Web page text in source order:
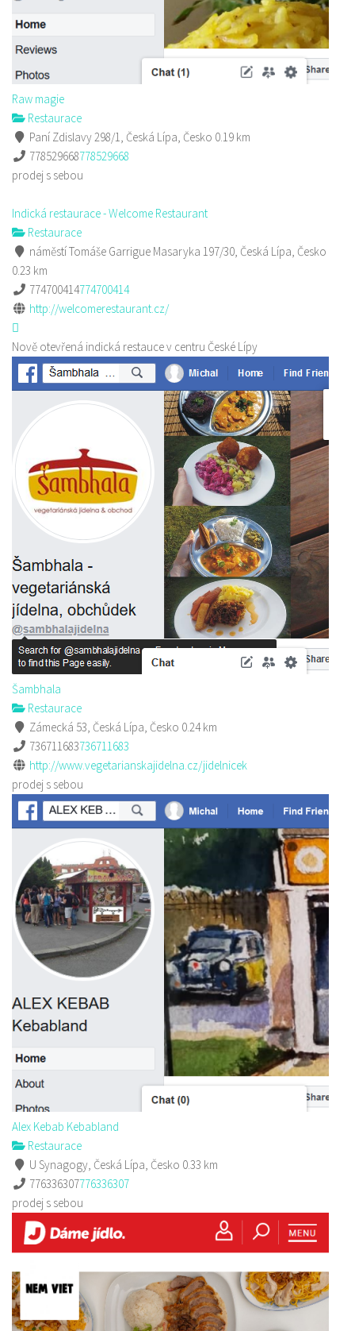
Raw magie
Restaurace
Paní Zdislavy 298/1, Česká Lípa, Česko 0.19 km
778529668778529668
prodej s sebou
Indická restaurace - Welcome Restaurant
Restaurace
náměstí Tomáše Garrigue Masaryka 197/30, Česká Lípa, Česko
0.23 km
774700414774700414
http://welcomerestaurant.cz/
Nově otevřená indická restauce v centru České Lípy
Šambhala
Restaurace
Zámecká 53, Česká Lípa, Česko 0.24 km
736711683736711683
http://www.vegetarianskajidelna.cz/jidelnicek
prodej s sebou
Alex Kebab Kebabland
Restaurace
U Synagogy, Česká Lípa, Česko 0.33 km
776336307776336307
prodej s sebou